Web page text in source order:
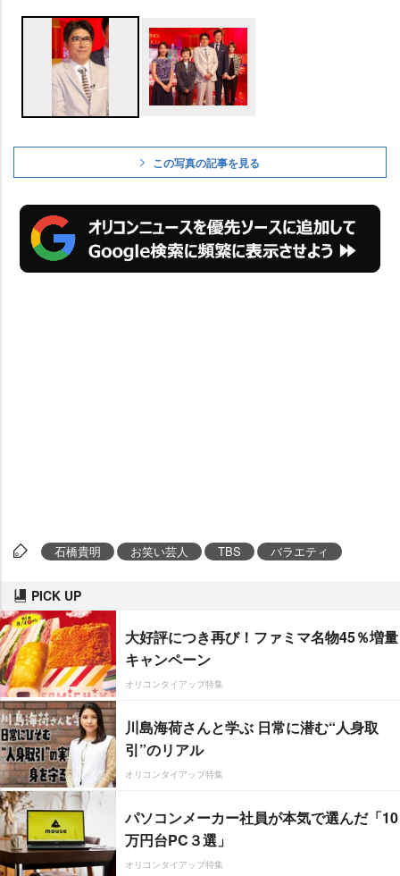
この写真の記事を見る
石橋貴明 お笑い芸人 TBS バラエティ
PICK UP
大好評につき再び！ファミマ名物45％増量
キャンペーン
オリコンタイアップ特集
川島海荷さんと学ぶ 日常に潜む“人身取
引”のリアル
オリコンタイアップ特集
パソコンメーカー社員が本気で選んだ「10
万円台PC３選」
オリコンタイアップ特集